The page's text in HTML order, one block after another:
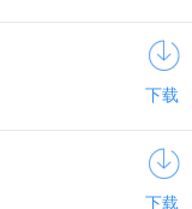
下载
下载